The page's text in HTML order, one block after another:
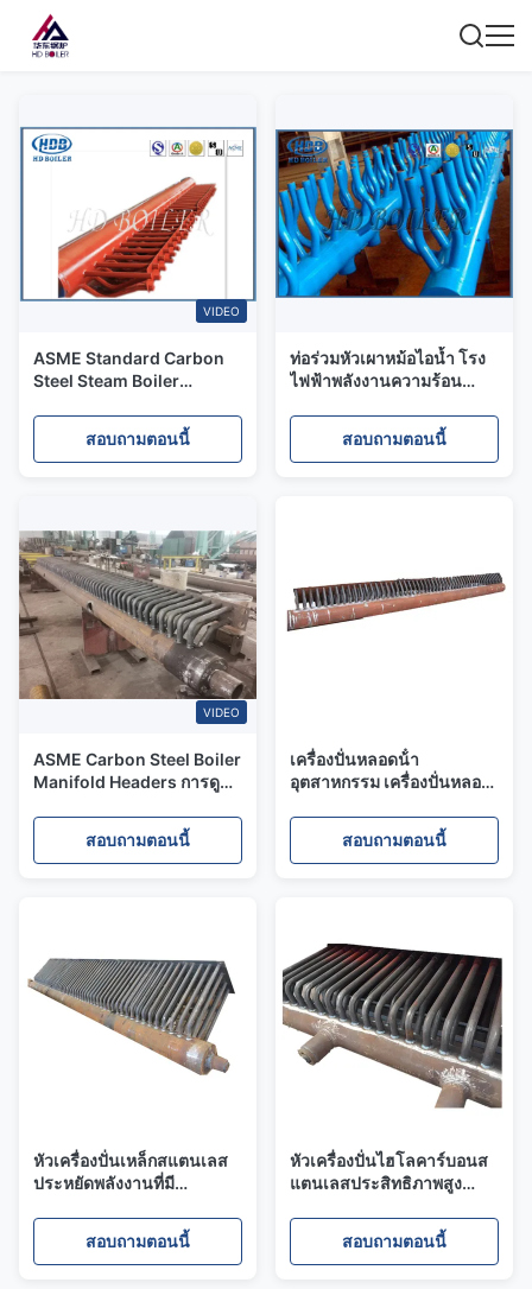
VIDEO
ASME Standard Carbon
Steel Steam Boiler
ปั่นน้ําหมัก
สอบถามตอนนี้
ท่อร่วมหัวเผาหม้อไอน้ำ โรง
ไฟฟ้าพลังงานความร้อน
สอบถามตอนนี้
VIDEO
ASME Carbon Steel Boiler
Manifold Headers การดูด
สอบถามตอนนี้
เครื่องปั่นหลอดน้ํา
อุตสาหกรรม เครื่องปั่นหลอด
20 ตัน สําหรับโรงไฟฟ้า
สอบถามตอนนี้
หัวเครื่องปั่นเหล็กสแตนเลส
ประหยัดพลังงานที่มี
ความร้อน 92.4% - 94.5%
สําหรับโรงไฟฟ้า
สอบถามตอนนี้
หัวเครื่องปั่นไฮโลคาร์บอนส
แตนเลสประสิทธิภาพสูง
ประสิทธิภาพทางความร้อน
ในรูปแบบแนวราบ
สอบถามตอนนี้